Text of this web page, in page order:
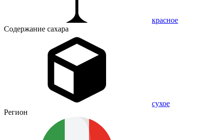
красное
Содержание сахара
сухое
Регион